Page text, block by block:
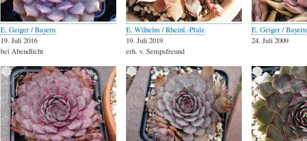
E. Geiger / Bayern
19. Juli 2016
bei Abendlicht
E. Wilhelm / Rheinl.-Pfalz
19. Juli 2019
erh. v. Sempsfreund
E. Geiger / Bayern
24. Juli 2009